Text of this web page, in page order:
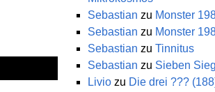
Sebastian zu Monster
Sebastian zu Monster
Sebastian zu Tinnitus
Sebastian zu Sieben
Livio zu Die drei ???